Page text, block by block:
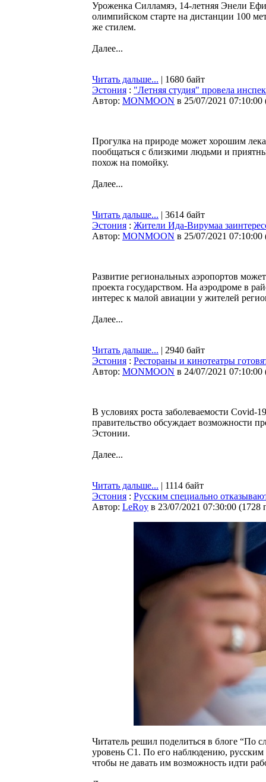
Уроженка Силламяэ, 14-летняя Энели
олимпийском старте на дистанции 100
же стилем.
Далее...
Читать дальше... | 1680 байт
Эстония : "Летняя студия" провела
Автор: MONMOON в 25/07/2021 07:10:00
Прогулка на природе может хорошим
пообщаться с близкими людьми и
похож на помойку.
Далее...
Читать дальше... | 3614 байт
Эстония : Жители Ида-Вирумаа
Автор: MONMOON в 25/07/2021 07:10:00
Развитие региональных аэропортов
проекта государством. На аэродроме в
интерес к малой авиации у жителей
Далее...
Читать дальше... | 2940 байт
Эстония : Рестораны и кинотеатры
Автор: MONMOON в 24/07/2021 07:10:00
В условиях роста заболеваемости Covid-
правительство обсуждает возможности
Эстонии.
Далее...
Читать дальше... | 1114 байт
Эстония : Русским специально
Автор: LeRoy в 23/07/2021 07:30:00 (1728
Читатель решил поделиться в блоге “По
уровень C1. По его наблюдению,
чтобы не давать им возможность идти